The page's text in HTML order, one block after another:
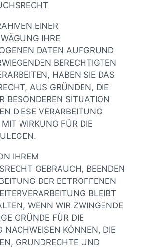
EINER
IHRE
DATEN AUFGRUND
BERECHTIGTEN
HABEN SIE DAS
AUS GRÜNDEN, DIE
BESONDEREN SITUATION
DIESE VERARBEITUNG
WIRKUNG FÜR DIE
IHREM
GEBRAUCH, BEENDEN
DER BETROFFENEN
BLEIBT
WENN WIR ZWINGENDE
GRÜNDE FÜR DIE
NACHWEISEN KÖNNEN, DIE
GRUNDRECHTE UND